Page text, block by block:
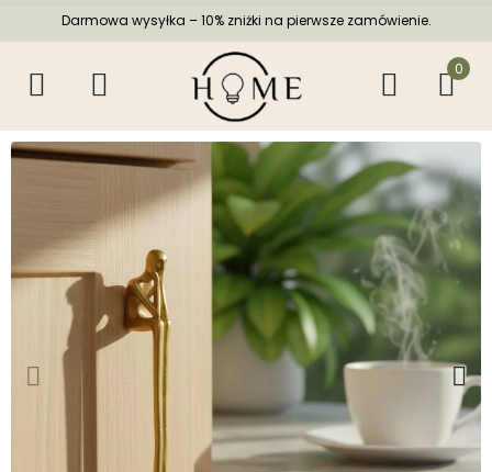
Darmowa wysyłka – 10% zniżki na pierwsze zamówienie.
0